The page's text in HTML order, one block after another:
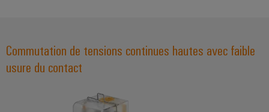
Commutation de tensions continues hautes avec faible
usure du contact